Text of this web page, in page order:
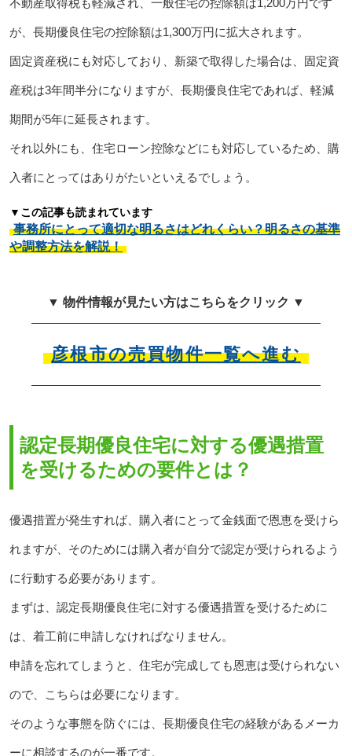
不動産取得税も軽減され、一般住宅の控除額は1,200万円です
が、長期優良住宅の控除額は1,300万円に拡大されます。
固定資産税にも対応しており、新築で取得した場合は、固定資
産税は3年間半分になりますが、長期優良住宅であれば、軽減
期間が5年に延長されます。
それ以外にも、住宅ローン控除などにも対応しているため、購
入者にとってはありがたいといえるでしょう。
▼この記事も読まれています
事務所にとって適切な明るさはどれくらい？明るさの基準
や調整方法を解説！
▼ 物件情報が見たい方はこちらをクリック ▼
彦根市の売買物件一覧へ進む
認定長期優良住宅に対する優遇措置
を受けるための要件とは？
優遇措置が発生すれば、購入者にとって金銭面で恩恵を受けら
れますが、そのためには購入者が自分で認定が受けられるよう
に行動する必要があります。
まずは、認定長期優良住宅に対する優遇措置を受けるために
は、着工前に申請しなければなりません。
申請を忘れてしまうと、住宅が完成しても恩恵は受けられない
ので、こちらは必要になります。
そのような事態を防ぐには、長期優良住宅の経験があるメーカ
ーに相談するのが一番です。